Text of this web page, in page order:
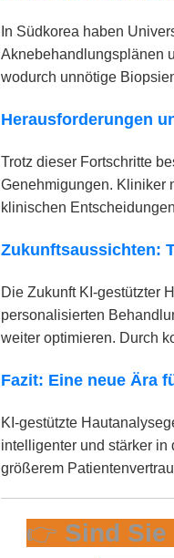
In Südkorea haben
Aknebehandlungsplänen
wodurch unnötige
Herausforderungen
Trotz dieser Fortschritte
Genehmigungen. Kliniker
klinischen
Zukunftsaussichten:
Die Zukunft KI-gestützter
personalisierten
weiter optimieren. Durch
Fazit: Eine neue Ära
KI-gestützte
intelligenter und stärker
größerem
👉 Sind